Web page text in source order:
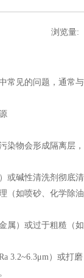
浏览量:
常见的问题，通常
染物会形成隔离层
或碱性清洗剂彻底清
（如喷砂、化学除油
属）或过于粗糙（
3.2~6.3μm）或打磨